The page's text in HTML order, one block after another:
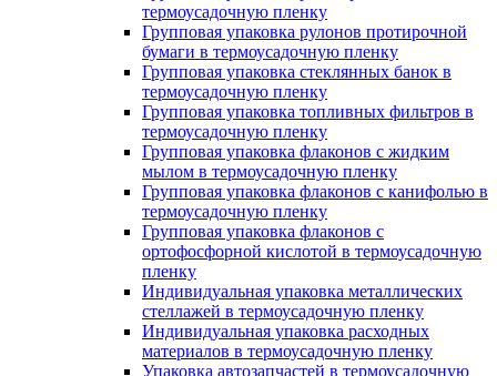
термоусадочную пленку
Групповая упаковка рулонов протирочной
бумаги в термоусадочную пленку
Групповая упаковка стеклянных банок в
термоусадочную пленку
Групповая упаковка топливных фильтров в
термоусадочную пленку
Групповая упаковка флаконов с жидким
мылом в термоусадочную пленку
Групповая упаковка флаконов с канифолью в
термоусадочную пленку
Групповая упаковка флаконов с
ортофосфорной кислотой в термоусадочную
пленку
Индивидуальная упаковка металлических
стеллажей в термоусадочную пленку
Индивидуальная упаковка расходных
материалов в термоусадочную пленку
Упаковка автозапчастей в термоусадочную